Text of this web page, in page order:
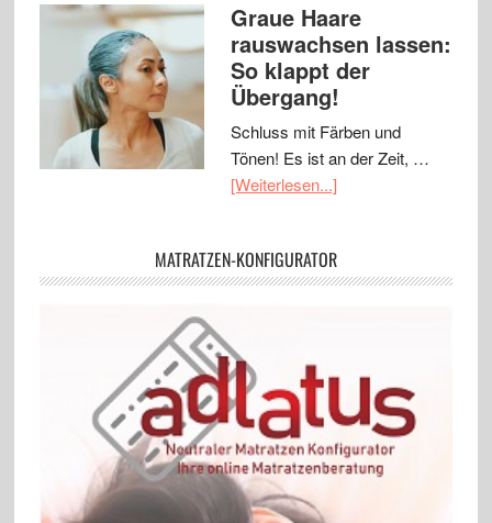
Graue Haare
rauswachsen lassen:
So klappt der
Übergang!
Schluss mit Färben und
Tönen! Es ist an der Zeit, …
[Weiterlesen...]
MATRATZEN-KONFIGURATOR